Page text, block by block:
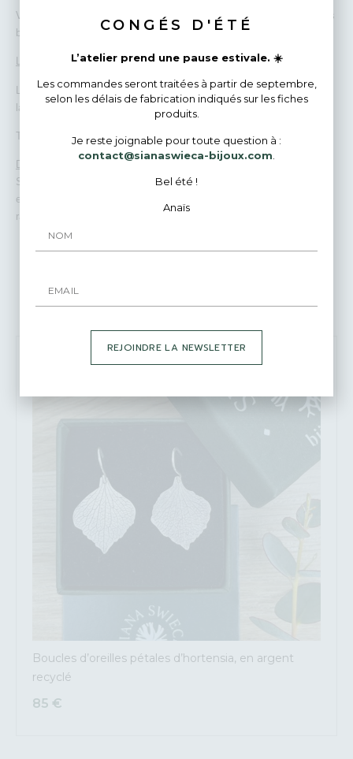
Vos bijoux sont emballés avec beaucoup d’amour et de soin dans des
boîtes cadeaux. Je peux écrire un petit mot personnalisé pour vous.
Livraisons
La livraison est comprise dans le prix du bijou pour un envoi suivi par
la poste.
Tous les paiements sont 100% sécurisés.
Des questions ?
Si vous avez une question avant de passer votre commande,
envoyez-moi un courrier rapide! Je répondrai avec plaisir et très
rapidement à vos demandes.
Bijoux Similaires
Boucles d’oreilles pétales d’hortensia, en argent
recyclé
85 €
CONGÉS D'ÉTÉ
L’atelier prend une pause estivale. ☀️
Les commandes seront traitées à partir de septembre,
selon les délais de fabrication indiqués sur les fiches
produits.
Je reste joignable pour toute question à :
contact@sianaswieca-bijoux.com
Bel été !
Anaïs
REJOINDRE LA NEWSLETTER